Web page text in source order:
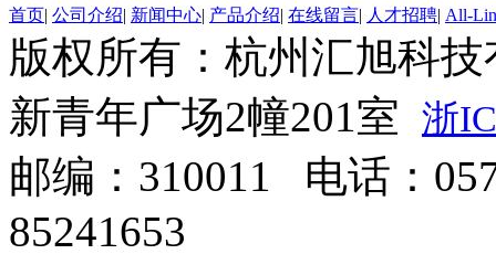
首页| 公司介绍| 新闻中心| 产品介绍| 在线留言| 人才招聘| All-
版权所有：杭州汇旭科
新青年广场2幢201室 浙
邮编：310011 电话：
85241653